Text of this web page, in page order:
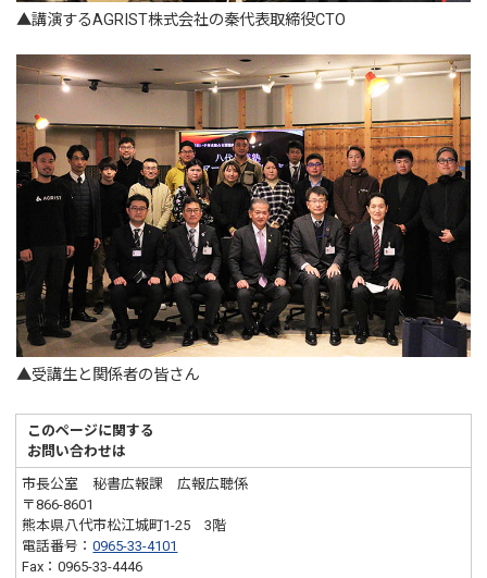
▲講演するAGRIST株式会社の秦代表取締役CTO
▲受講生と関係者の皆さん
このページに関する
お問い合わせは
市長公室 秘書広報課 広報広聴係
〒866-8601
熊本県八代市松江城町1-25 3階
電話番号：0965-33-4101
Fax：0965-33-4446